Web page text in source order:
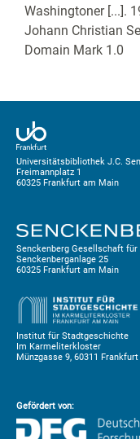
Washingtoner [...].
Johann Christian
Domain Mark 1.0
Universitätsbibliothek J.C.
Freimannplatz 1
60325 Frankfurt am Main
Senckenberg Gesellschaft
Senckenberganlage 25
60325 Frankfurt am Main
Institut für Stadtgeschichte
Im Karmeliterkloster
Münzgasse 9, 60311
Gefördert von: